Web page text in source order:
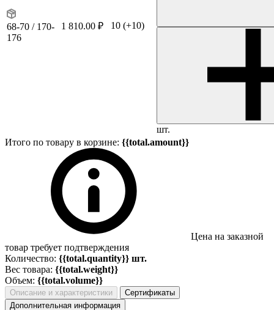
68-70 / 170-
176
1 810.00 ₽ 10 (+10)
шт.
Итого по товару в корзине: {{total.amount}}
Цена на заказной
товар требует подтверждения
Количество: {{total.quantity}} шт.
Вес товара: {{total.weight}}
Объем: {{total.volume}}
Описание и характеристики
Сертификаты
Дополнительная информация